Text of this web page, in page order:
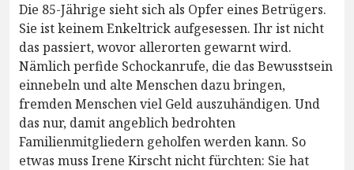
Die 85-Jährige sieht sich als Opfer eines Betrügers.
Sie ist keinem Enkeltrick aufgesessen. Ihr ist nicht
das passiert, wovor allerorten gewarnt wird.
Nämlich perfide Schockanrufe, die das Bewusstsein
einnebeln und alte Menschen dazu bringen,
fremden Menschen viel Geld auszuhändigen. Und
das nur, damit angeblich bedrohten
Familienmitgliedern geholfen werden kann. So
etwas muss Irene Kirscht nicht fürchten: Sie hat